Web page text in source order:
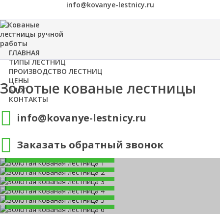
info@kovanye-lestnicy.ru
ГЛАВНАЯ
ТИПЫ ЛЕСТНИЦ
ПРОИЗВОДСТВО ЛЕСТНИЦ
ЦЕНЫ
БЛОГ
КОНТАКТЫ
Золотые кованые лестницы
info@kovanye-lestnicy.ru
Заказать обратный звонок
Золотая кованая лестница 2
Заказать
Золотая кованая лестница 3
Заказать
Золотая кованая лестница 4
Заказать
Золотая кованая лестница 5
Заказать
Золотая кованая лестница 6
Заказать
Золотая кованая лестница 7
Заказать